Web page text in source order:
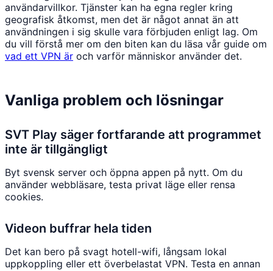
användarvillkor. Tjänster kan ha egna regler kring
geografisk åtkomst, men det är något annat än att
användningen i sig skulle vara förbjuden enligt lag. Om
du vill förstå mer om den biten kan du läsa vår guide om
vad ett VPN är och varför människor använder det.
Vanliga problem och lösningar
SVT Play säger fortfarande att programmet
inte är tillgängligt
Byt svensk server och öppna appen på nytt. Om du
använder webbläsare, testa privat läge eller rensa
cookies.
Videon buffrar hela tiden
Det kan bero på svagt hotell-wifi, långsam lokal
uppkoppling eller ett överbelastat VPN. Testa en annan